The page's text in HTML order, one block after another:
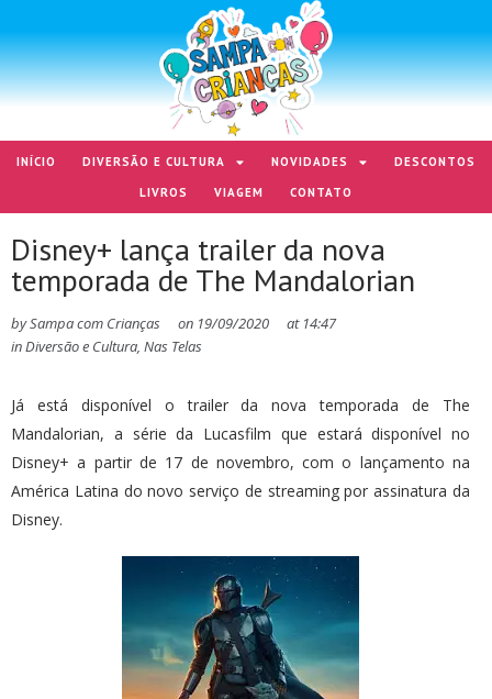
INÍCIO DIVERSÃO E CULTURA NOVIDADES
DESCONTOS
LIVROS
VIAGEM CONTATO
Disney+ lança trailer da nova
temporada de The Mandalorian
bySampa com Crianças on 19/09/2020 at 14:47
inDiversão e Cultura, Nas Telas
Já está disponível o trailer da nova temporada de The
Mandalorian, a série da Lucasfilm que estará disponível no
Disney+ a partir de 17 de novembro, com o lançamento na
América Latina do novo serviço de streaming por assinatura da
Disney.